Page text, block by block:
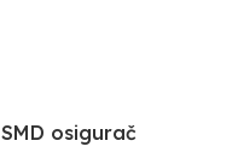
SMD osigurač